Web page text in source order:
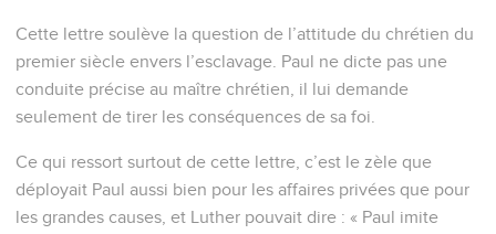
Cette lettre soulève la question de l’attitude du chrétien du
premier siècle envers l’esclavage. Paul ne dicte pas une
conduite précise au maître chrétien, il lui demande
seulement de tirer les conséquences de sa foi.
Ce qui ressort surtout de cette lettre, c’est le zèle que
déployait Paul aussi bien pour les affaires privées que pour
les grandes causes, et Luther pouvait dire : « Paul imite